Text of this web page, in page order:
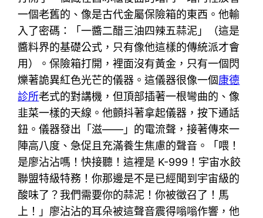
一個老舊的、像是古代金屬保險箱的東西。他輸
入了密碼：「一醬二醋三油四辣五蒜泥」（這是
醬料界的基礎公式，只有像他這樣的傳統派才會
用）。保險箱打開，裡面沒有黃金，只有一個閃
爍著詭異紅色光芒的儀器。這儀器很像一個康德
診所老式的對講機，但頂部插著一根彎曲的、像
韭菜一樣的天線。他顫抖著拿起儀器，按下通話
鈕。儀器發出「滋——」的電流聲，接著傳來一
陣高八度、急促且充滿養生焦慮的聲音。「喂！
是廖沾沾嗎！快接聽！這裡是 K-999！宇宙水餃
聯盟特級特務！你那邊是不是已經聞到宇宙級的
酸味了？我們需要你的蒜泥！你被徵召了！馬
上！」廖沾沾的耳朵被這聲音震得嗡嗡作響，他